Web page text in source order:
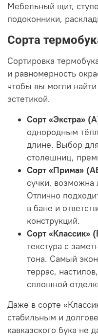
Мебельный щит,
подоконники,
Сорта
Сортировка
и равномерность
чтобы вы могли
эстетикой.
Сорт «Экстра»
однородным
длине. Выбор
столешниц,
Сорт «Прима»
сучки, возможна
Отлично
в бане и
конструкций.
Сорт «Классик»
текстура с
тона. Самый
террас,
сплошной
Даже в сорте
стабильным и
кавказского бука не